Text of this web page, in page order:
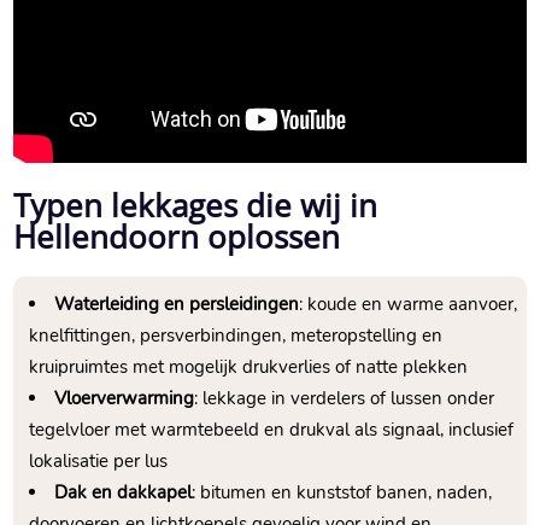
Typen lekkages die wij in
Hellendoorn oplossen
Waterleiding en persleidingen: koude en warme aanvoer,
knelfittingen, persverbindingen, meteropstelling en
kruipruimtes met mogelijk drukverlies of natte plekken
Vloerverwarming: lekkage in verdelers of lussen onder
tegelvloer met warmtebeeld en drukval als signaal, inclusief
lokalisatie per lus
Dak en dakkapel: bitumen en kunststof banen, naden,